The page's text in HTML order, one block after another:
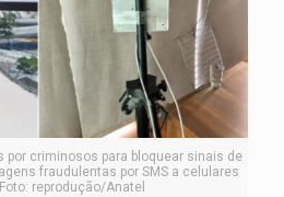
criminosos para bloquear sinais de
fraudulentas por SMS a celulares
reprodução/Anatel